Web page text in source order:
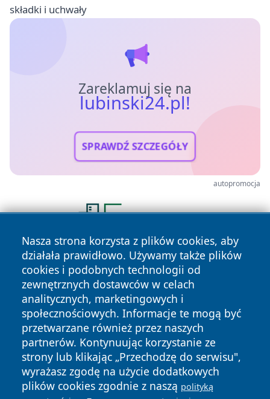
składki i uchwały
Zareklamuj się na
lubinski24.pl!
SPRAWDŹ SZCZEGÓŁY
autopromocja
Nasza strona korzysta z plików cookies, aby
działała prawidłowo. Używamy także plików
cookies i podobnych technologii od
zewnętrznych dostawców w celach
analitycznych, marketingowych i
społecznościowych. Informacje te mogą być
przetwarzane również przez naszych
partnerów. Kontynuując korzystanie ze
strony lub klikając „Przechodzę do serwisu",
wyrażasz zgodę na użycie dodatkowych
plików cookies zgodnie z naszą polityką
Copyright © 2026 lubinski24.pl Wszystkie prawa zastrzeżone.
News Autorzy
Polityka
Prywatności
Polityka
Cookies